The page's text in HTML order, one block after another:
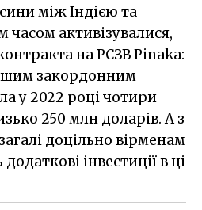
між Індією та
часом активізувалися,
на РСЗВ Pinaka:
закордонним
у 2022 році чотири
250 млн доларів. А з
доцільно вірменам
інвестиції в ці